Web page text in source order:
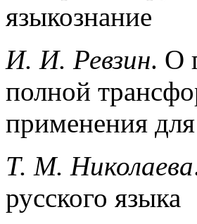
языкознание
И. И. Ревзин. О
полной
применения
Т. М. Николаева
русского языка